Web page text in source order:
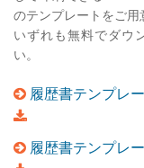
のテンプレートをご用
いずれも無料でダウ
い。
履歴書テンプレ
履歴書テンプレ